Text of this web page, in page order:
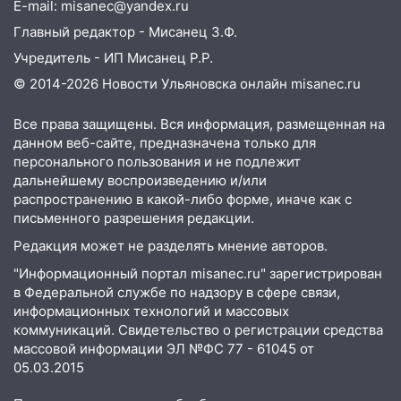
10:14 В Ульяновске двоих участников
коррупционной схемы при ЦГКБ
отправили в колонию на 7 и 8 лет
соседними Татарстаном и Саратовской
областью
09:41 Диана Шурыгина уверовала в
Бога в СИЗО
09:35 В Ульяновске директора фирмы
будут судить за неуплату налогов на 48
08:22 Подросток на питбайке сбил
велосипедистку: пострадали двое
07:20
Жара возвращается: ожидается
знойный и сухой четверг
E-mail: misanec@yandex.ru
Главный редактор - Мисанец З.Ф.
Учредитель - ИП Мисанец Р.Р.
© 2014-2026 Новости Ульяновска онлайн misanec.ru
Все права защищены. Вся информация, размещенная на
данном веб-сайте, предназначена только для
персонального пользования и не подлежит
дальнейшему воспроизведению и/или
распространению в какой-либо форме, иначе как с
письменного разрешения редакции.
Редакция может не разделять мнение авторов.
"Информационный портал misanec.ru" зарегистрирован
в Федеральной службе по надзору в сфере связи,
информационных технологий и массовых
коммуникаций. Свидетельство о регистрации средства
массовой информации ЭЛ №ФС 77 - 61045 от
05.03.2015